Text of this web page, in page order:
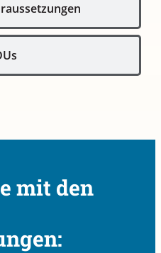
mit den